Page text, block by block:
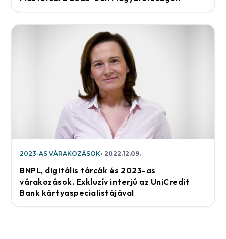
2023-AS VÁRAKOZÁSOK 2022.12.09.
BNPL, digitális tárcák és 2023-as
várakozások. Exkluzív interjú az UniCredit
Bank kártyaspecialistájával